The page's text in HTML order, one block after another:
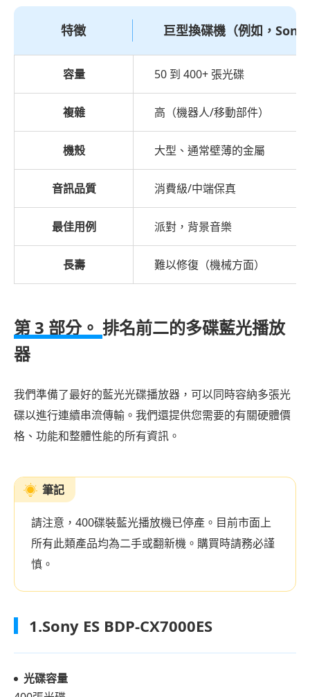
分：
於
碟
器
常
答
特徵 巨型換碟機（例如，Sony
容量 50 到 400+ 張光碟
複雜 高（機器人/移動部件）
機殼 大型、通常壁薄的金屬
音訊品質 消費級/中端保真
最佳用例 派對，背景音樂
長壽 難以修復（機械方面）
第 3 部分。 排名前二的多碟藍光播放
器
我們準備了最好的藍光光碟播放器，可以同時容納多張光
碟以進行連續串流傳輸。我們還提供您需要的有關硬體價
格、功能和整體性能的所有資訊。
筆記
請注意，400碟裝藍光播放機已停產。目前市面上
所有此類產品均為二手或翻新機。購買時請務必謹
慎。
1.Sony ES BDP-CX7000ES
光碟容量